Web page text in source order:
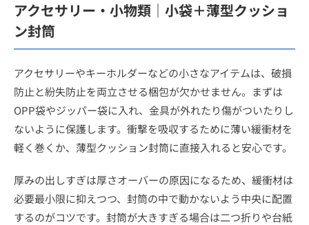
アクセサリー・小物類｜小袋＋薄型クッショ
ン封筒
アクセサリーやキーホルダーなどの小さなアイテムは、破損
防止と紛失防止を両立させる梱包が欠かせません。まずは
OPP袋やジッパー袋に入れ、金具が外れたり傷がついたりし
ないように保護します。衝撃を吸収するために薄い緩衝材を
軽く巻くか、薄型クッション封筒に直接入れると安心です。
厚みの出しすぎは厚さオーバーの原因になるため、緩衝材は
必要最小限に抑えつつ、封筒の中で動かないよう中央に配置
するのがコツです。封筒が大きすぎる場合は二つ折りや台紙